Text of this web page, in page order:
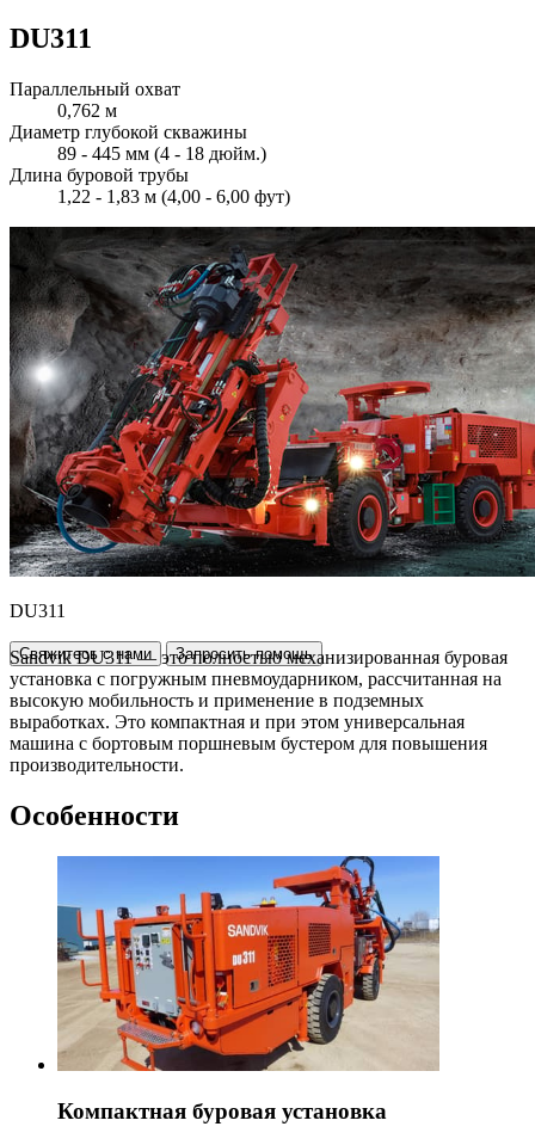
DU311
Параллельный охват
0,762 м
Диаметр глубокой скважины
89 - 445 мм (4 - 18 дюйм.)
Длина буровой трубы
1,22 - 1,83 м (4,00 - 6,00 фут)
DU311
Свяжитесь с нами Запросить помощь
Sandvik DU311 — это полностью механизированная буровая
установка с погружным пневмоударником, рассчитанная на
высокую мобильность и применение в подземных
выработках. Это компактная и при этом универсальная
машина с бортовым поршневым бустером для повышения
производительности.
Особенности
Компактная буровая установка